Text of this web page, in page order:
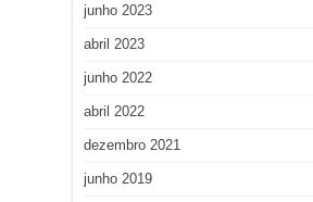
junho 2023
abril 2023
junho 2022
abril 2022
dezembro 2021
junho 2019